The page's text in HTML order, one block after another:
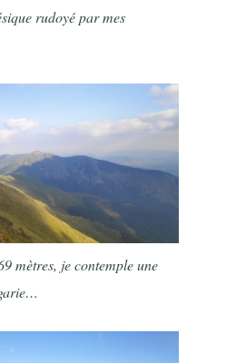
rudoyé par mes
mètres, je contemple une